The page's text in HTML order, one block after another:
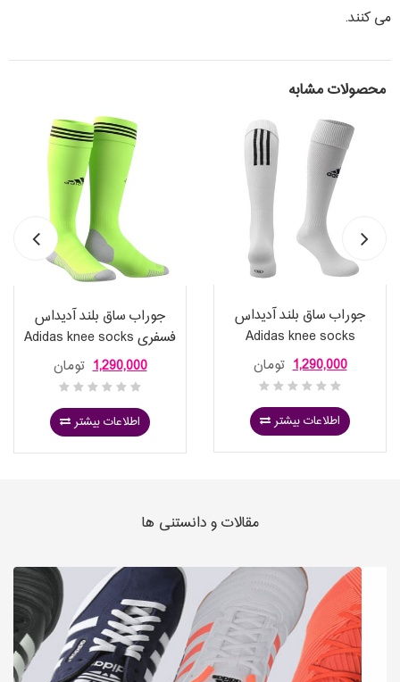
می کنند.
محصولات مشابه
جوراب ساق بلند آدیداس
فسفری Adidas knee socks
تومان 1,290,000
اطلاعات بیشتر
جوراب ساق بلند آدیداس
Adidas knee socks
Santos 18
تومان 1,290,000
اطلاعات بیشتر
مقالات و دانستنی ها